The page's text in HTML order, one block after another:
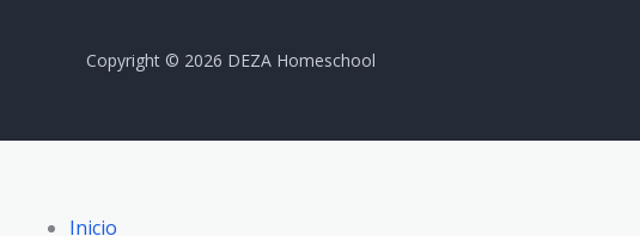
Copyright © 2026 DEZA Homeschool
Inicio